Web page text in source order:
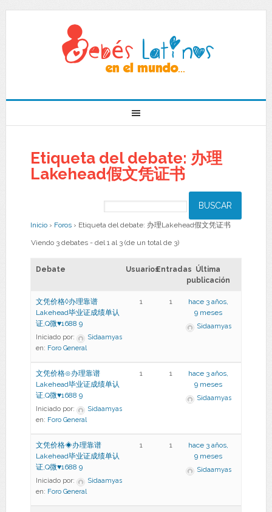
Etiqueta del debate: 办理
Lakehead假文凭证书
Inicio › Foros › Etiqueta del debate: 办理Lakehead假文凭证书
Viendo 3 debates - del 1 al 3 (de un total de 3)
Debate UsuariosEntradas Última
publicación
文凭价格◊办理靠谱
Lakehead毕业证成绩单认
证,Q微♥1688 9
Iniciado por:
Sidaamyas
en: Foro General
1 1
hace 3 años,
9 meses
Sidaamyas
文凭价格⊙办理靠谱
Lakehead毕业证成绩单认
证,Q微♥1688 9
Iniciado por:
Sidaamyas
en: Foro General
1 1
hace 3 años,
9 meses
Sidaamyas
文凭价格◈办理靠谱
Lakehead毕业证成绩单认
证,Q微♥1688 9
Iniciado por:
Sidaamyas
en: Foro General
1 1
hace 3 años,
9 meses
Sidaamyas